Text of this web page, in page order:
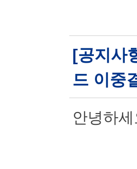
[공지사
드 이중
안녕하세